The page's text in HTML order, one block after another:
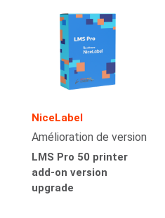
NiceLabel
Amélioration de version
LMS Pro 50 printer
add-on version
upgrade